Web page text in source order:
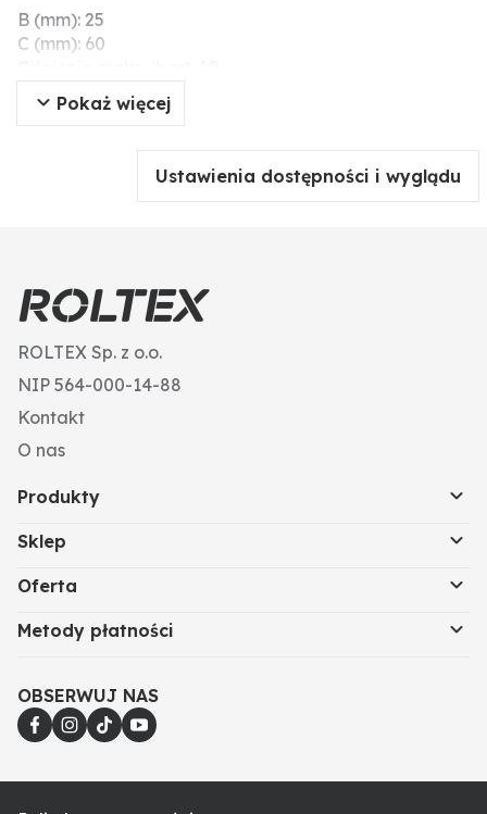
B (mm): 25
C (mm): 60
A (cale): 1/4
Gwint: zew. = 1/4"
• dokładne czyszczenie wewnętrzne aż do średnicy 2
Pokaż więcej
Ustawienia dostępności i wyglądu
ROLTEX Sp. z o.o.
NIP 564-000-14-88
Kontakt
O nas
Produkty
Sklep
Oferta
Metody płatności
OBSERWUJ NAS